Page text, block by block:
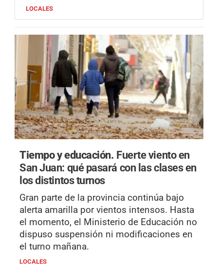
LOCALES
Tiempo y educación. Fuerte viento en
San Juan: qué pasará con las clases en
los distintos turnos
Gran parte de la provincia continúa bajo
alerta amarilla por vientos intensos. Hasta
el momento, el Ministerio de Educación no
dispuso suspensión ni modificaciones en
el turno mañana.
LOCALES